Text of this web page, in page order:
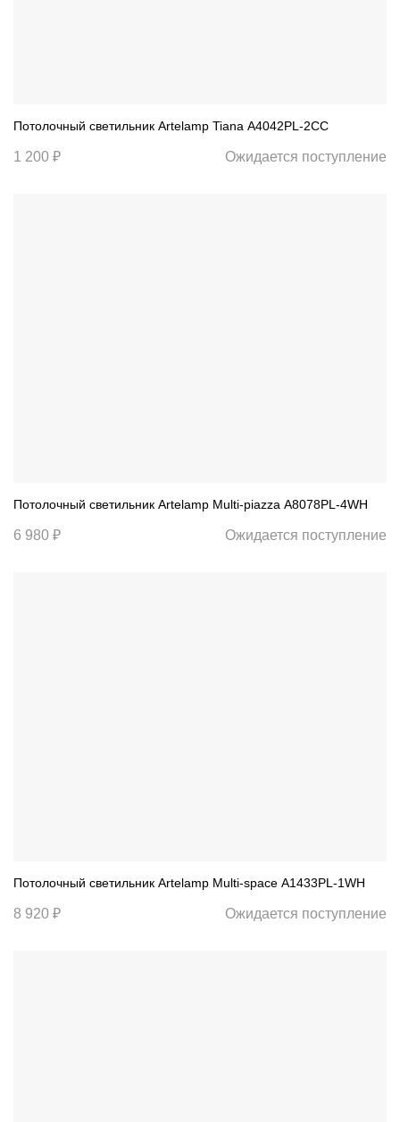
Потолочный светильник Artelamp Tiana A4042PL-2CC
1 200 ₽ Ожидается поступление
Потолочный светильник Artelamp Multi-piazza A8078PL-4WH
6 980 ₽ Ожидается поступление
Потолочный светильник Artelamp Multi-space A1433PL-1WH
8 920 ₽ Ожидается поступление